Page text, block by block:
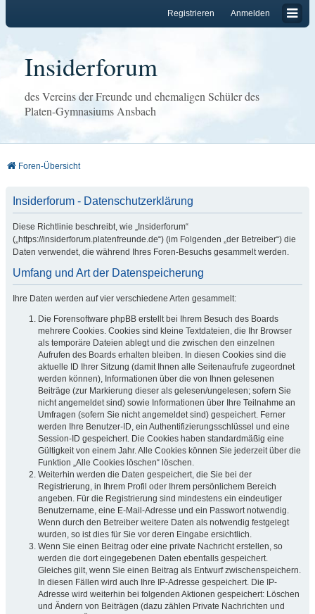
Anmelden
Registrieren
Insiderforum
des Vereins der Freunde und ehemaligen Schüler des
Platen-Gymnasiums Ansbach
Foren-Übersicht
Insiderforum - Datenschutzerklärung
Diese Richtlinie beschreibt, wie „Insiderforum“
(„https://insiderforum.platenfreunde.de“) (im Folgenden „der Betreiber“) die
Daten verwendet, die während Ihres Foren-Besuchs gesammelt werden.
Umfang und Art der Datenspeicherung
Ihre Daten werden auf vier verschiedene Arten gesammelt:
Die Forensoftware phpBB erstellt bei Ihrem Besuch des Boards
mehrere Cookies. Cookies sind kleine Textdateien, die Ihr Browser
als temporäre Dateien ablegt und die zwischen den einzelnen
Aufrufen des Boards erhalten bleiben. In diesen Cookies sind die
aktuelle ID Ihrer Sitzung (damit Ihnen alle Seitenaufrufe zugeordnet
werden können), Informationen über die von Ihnen gelesenen
Beiträge (zur Markierung dieser als gelesen/ungelesen; sofern Sie
nicht angemeldet sind) sowie Informationen über Ihre Teilnahme an
Umfragen (sofern Sie nicht angemeldet sind) gespeichert. Ferner
werden Ihre Benutzer-ID, ein Authentifizierungsschlüssel und eine
Session-ID gespeichert. Die Cookies haben standardmäßig eine
Gültigkeit von einem Jahr. Alle Cookies können Sie jederzeit über die
Funktion „Alle Cookies löschen“ löschen.
Weiterhin werden die Daten gespeichert, die Sie bei der
Registrierung, in Ihrem Profil oder Ihrem persönlichem Bereich
angeben. Für die Registrierung sind mindestens ein eindeutiger
Benutzername, eine E-Mail-Adresse und ein Passwort notwendig.
Wenn durch den Betreiber weitere Daten als notwendig festgelegt
wurden, so ist dies für Sie vor deren Eingabe ersichtlich.
Wenn Sie einen Beitrag oder eine private Nachricht erstellen, so
werden die dort eingegebenen Daten ebenfalls gespeichert.
Gleiches gilt, wenn Sie einen Beitrag als Entwurf zwischenspeichern.
In diesen Fällen wird auch Ihre IP-Adresse gespeichert. Die IP-
Adresse wird weiterhin bei folgenden Aktionen gespeichert: Löschen
und Ändern von Beiträgen (dazu zählen Private Nachrichten und